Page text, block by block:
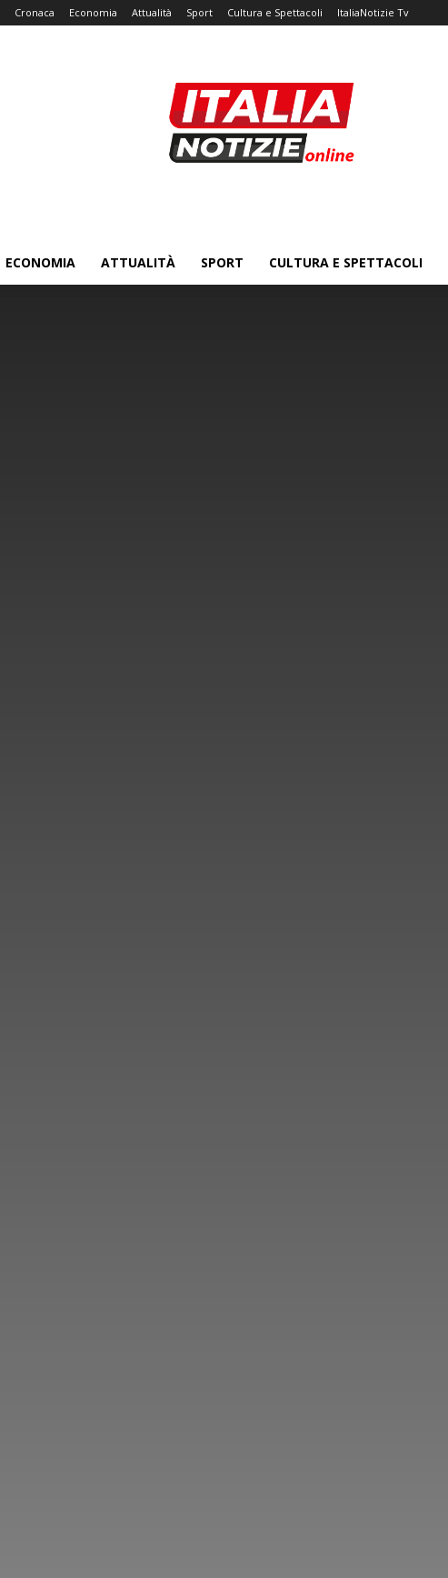
Cronaca Economia Attualità Sport Cultura e Spettacoli ItaliaNotizie Tv
ECONOMIA ATTUALITÀ SPORT CULTURA E SPETTACOLI